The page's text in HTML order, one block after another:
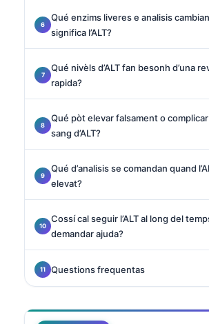
Qué enzims liveres e analisis
significa l’ALT?
Qué nivèls d’ALT fan besonh d’una
rapida?
Qué pòt elevar falsament o
sang d’ALT?
Qué d’analisis se comandan quand
elevat?
Cossí cal seguir l’ALT al long del
demandar ajuda?
Questions frequentas